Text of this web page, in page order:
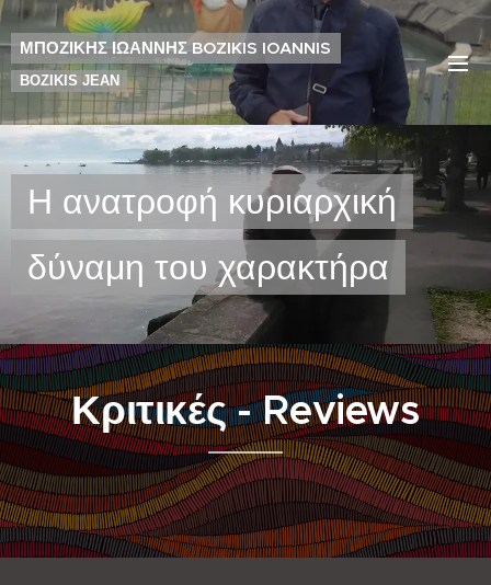
ΜΠΟΖΙΚΗΣ ΙΩΑΝΝΗΣ BOZIKIS IOANNIS
BOZIKIS JEAN
Η ανατροφή κυριαρχική
δύναμη του χαρακτήρα
Κριτικές - Reviews